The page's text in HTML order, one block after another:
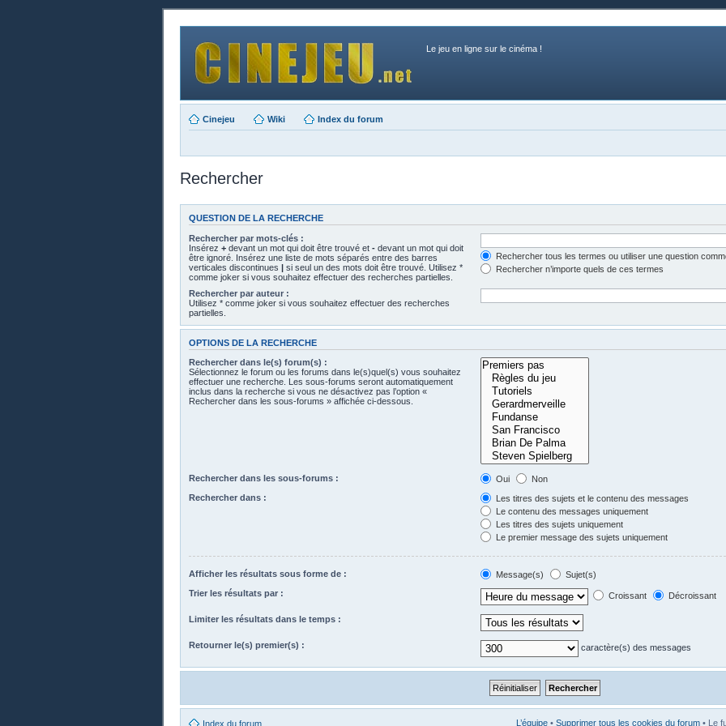
Le jeu en ligne sur le cinéma !
Cinejeu Wiki Index du forum
Rechercher
QUESTION DE LA RECHERCHE
Rechercher par mots-clés :
Insérez + devant un mot qui doit être trouvé et - devant un mot qui doit
être ignoré. Insérez une liste de mots séparés entre des barres
verticales discontinues | si seul un des mots doit être trouvé. Utilisez *
comme joker si vous souhaitez effectuer des recherches partielles.
Rechercher tous les termes ou utiliser une question
Rechercher n’importe quels de ces termes
Rechercher par auteur :
Utilisez * comme joker si vous souhaitez effectuer des recherches
partielles.
OPTIONS DE LA RECHERCHE
Rechercher dans le(s) forum(s) :
Sélectionnez le forum ou les forums dans le(s)quel(s) vous souhaitez
effectuer une recherche. Les sous-forums seront automatiquement
inclus dans la recherche si vous ne désactivez pas l’option «
Rechercher dans les sous-forums » affichée ci-dessous.
Rechercher dans les sous-forums : Oui
Non
Rechercher dans :
Les titres des sujets et le contenu des messages
Le contenu des messages uniquement
Les titres des sujets uniquement
Le premier message des sujets uniquement
Afficher les résultats sous forme de : Message(s)
Sujet(s)
Trier les résultats par :
Croissant Décroissant
Limiter les résultats dans le temps :
Retourner le(s) premier(s) : caractère(s) des messages
Index du forum L’équipe • Supprimer tous les cookies du forum • Le